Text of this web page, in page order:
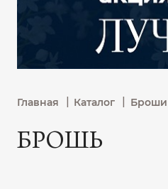
Главная | Каталог | Броши
БРОШЬ